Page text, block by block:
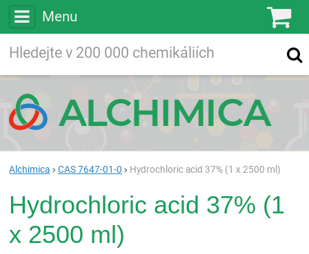
Menu
Vyhledávání
Alchimica CAS 7647-01-0 Hydrochloric acid 37% (1 x 2500 ml)
Hydrochloric acid 37% (1
x 2500 ml)